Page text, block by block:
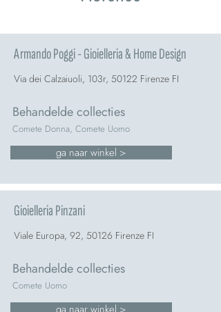
Armando Poggi - Gioielleria & Home Design
Via dei Calzaiuoli, 103r, 50122 Firenze FI
Behandelde collecties
Comete Donna, Comete Uomo
ga naar winkel >
Gioielleria Pinzani
Viale Europa, 92, 50126 Firenze FI
Behandelde collecties
Comete Uomo